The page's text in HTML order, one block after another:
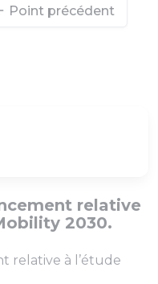
Point précédent
relative
2030.
relative à l’étude